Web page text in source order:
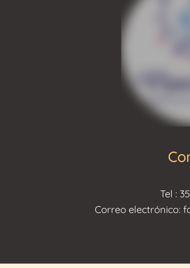
Tel :
Correo electrónico: